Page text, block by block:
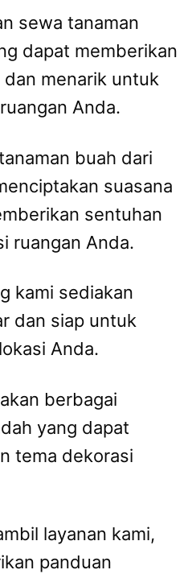
sewa tanaman
dapat memberikan
menarik untuk
Anda.
buah dari
suasana
sentuhan
ruangan Anda.
kami sediakan
dan siap untuk
Anda.
berbagai
yang dapat
tema dekorasi
layanan kami,
panduan